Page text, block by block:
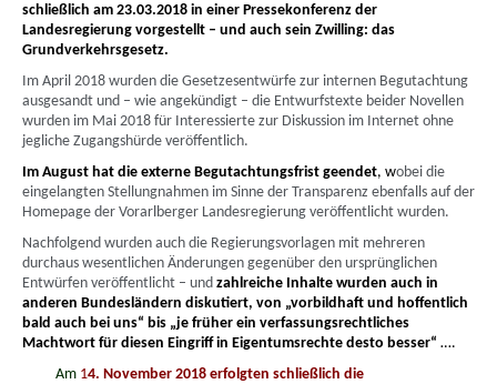
schließlich am 23.03.2018 in einer Pressekonferenz der
Landesregierung vorgestellt – und auch sein Zwilling: das
Grundverkehrsgesetz.
Im April 2018 wurden die Gesetzesentwürfe zur internen Begutachtung
ausgesandt und – wie angekündigt – die Entwurfstexte beider Novellen
wurden im Mai 2018 für Interessierte zur Diskussion im Internet ohne
jegliche Zugangshürde veröffentlich.
Im August hat die externe Begutachtungsfrist geendet, wobei die
eingelangten Stellungnahmen im Sinne der Transparenz ebenfalls auf der
Homepage der Vorarlberger Landesregierung veröffentlicht wurden.
Nachfolgend wurden auch die Regierungsvorlagen mit mehreren
durchaus wesentlichen Änderungen gegenüber den ursprünglichen
Entwürfen veröffentlicht – und zahlreiche Inhalte wurden auch in
anderen Bundesländern diskutiert, von „vorbildhaft und hoffentlich
bald auch bei uns“ bis „je früher ein verfassungsrechtliches
Machtwort für diesen Eingriff in Eigentumsrechte desto besser“ ….
Am 14. November 2018 erfolgten schließlich die